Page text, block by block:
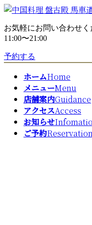
コ
テ
ン
へ
ナ
ゲ
ー
ョ
お気軽にお問い合わせく
11:00〜21:00
予約する
ホームHome
メニューMenu
店舗案内Guidance
アクセスAccess
お知らせ
ご予約